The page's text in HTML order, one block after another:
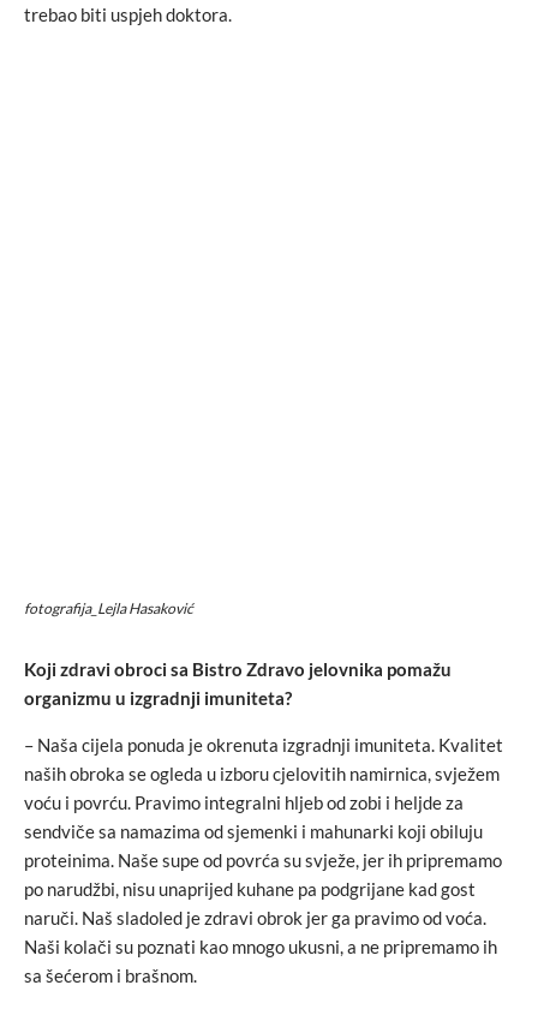
trebao biti uspjeh doktora.
fotografija_Lejla Hasaković
Koji zdravi obroci sa Bistro Zdravo jelovnika pomažu
organizmu u izgradnji imuniteta?
– Naša cijela ponuda je okrenuta izgradnji imuniteta. Kvalitet
naših obroka se ogleda u izboru cjelovitih namirnica, svježem
voću i povrću. Pravimo integralni hljeb od zobi i heljde za
sendviče sa namazima od sjemenki i mahunarki koji obiluju
proteinima. Naše supe od povrća su svježe, jer ih pripremamo
po narudžbi, nisu unaprijed kuhane pa podgrijane kad gost
naruči. Naš sladoled je zdravi obrok jer ga pravimo od voća.
Naši kolači su poznati kao mnogo ukusni, a ne pripremamo ih
sa šećerom i brašnom.